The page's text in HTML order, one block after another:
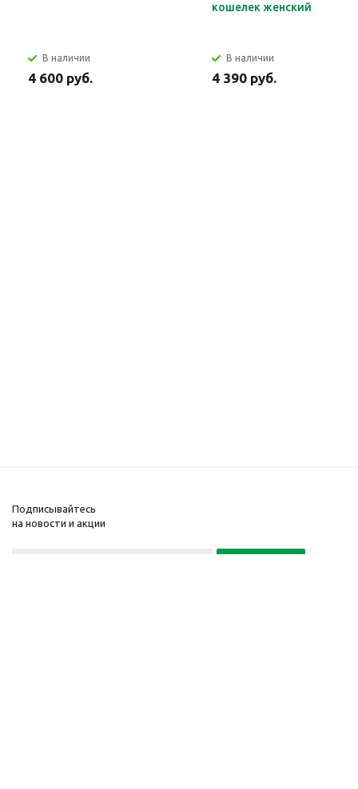
В наличии
4 600 руб.
кошелек женский
В наличии
4 390 руб.
Подписывайтесь
на новости и акции